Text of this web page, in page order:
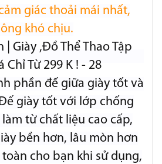
giác thoải mái nhất,
khó chịu.
phần đế giữa giày tốt và
giày tốt với lớp chống
từ chất liệu cao cấp,
bền hơn, lâu mòn hơn
cho bạn khi sử dụng,